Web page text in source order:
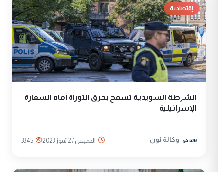
إقتصادية
الشرطة السويدية تسمح بحرق التوراة أمام السفارة
الإسرائيلية
وكالة نون الخميس 27 تموز 2023 3345